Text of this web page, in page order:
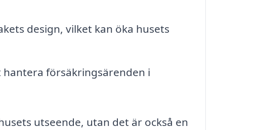
design, vilket kan öka husets
försäkringsärenden i
utseende, utan det är också en